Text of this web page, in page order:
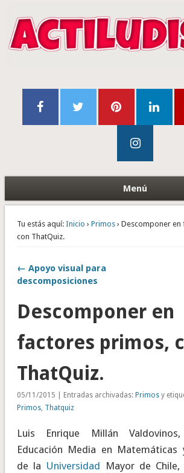
Menú
Tu estás aquí: Inicio › Primos› Descomponer
con ThatQuiz.
← Apoyo visual para
descomposiciones
Descomponer en
factores primos,
ThatQuiz.
05/11/2015 | Entradas archivadas: Primosy
Primos, Thatquiz
Luis Enrique Millán
Educación Media en Matemáticas
de la Universidad Mayor de